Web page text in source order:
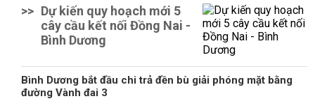
>> Dự kiến quy hoạch mới 5
cây cầu kết nối Đồng Nai -
Bình Dương
Bình Dương bắt đầu chi trả đền bù giải phóng mặt bằng
đường Vành đai 3